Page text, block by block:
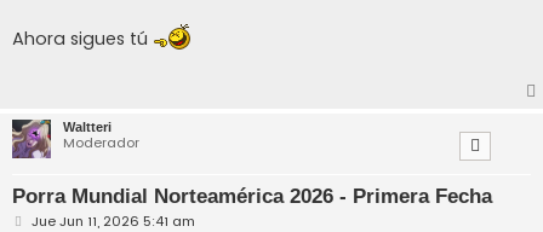
Ahora sigues tú
Waltteri
Moderador
Porra Mundial Norteamérica 2026 - Primera Fecha
M
Jue Jun 11, 2026 5:41 am